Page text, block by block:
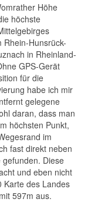
Höhe
höchste
Rhein-Hunsrück-
in Rheinland-
GPS-Gerät
für die
habe ich mir
gelegene
daran, dass man
höchsten Punkt,
im
fast direkt neben
Diese
und eben nicht
Karte des Landes
597m aus.